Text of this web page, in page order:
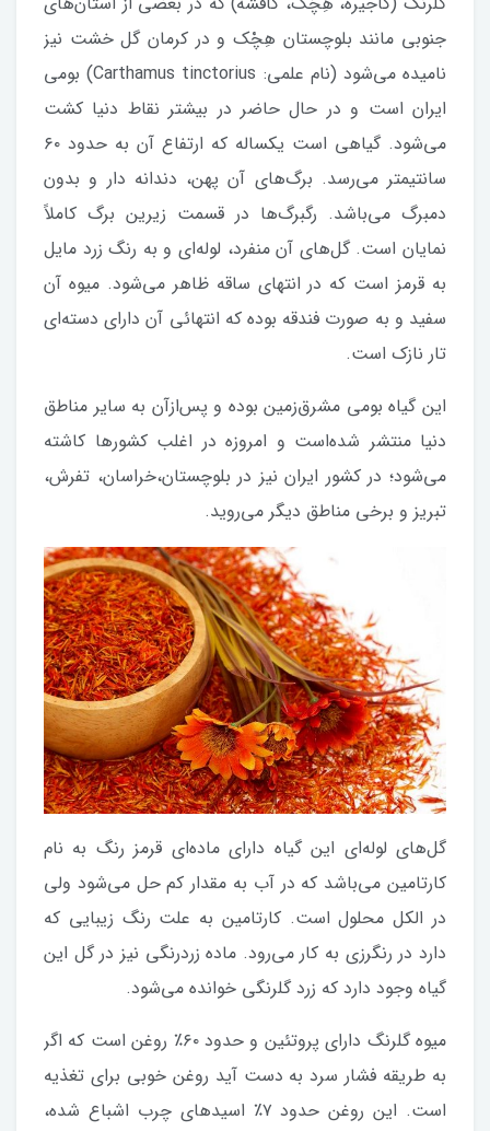
جنوبی مانند بلوچستان هِچْک و در کرمان گل خشت نیز
نامیده می‌شود (نام علمی: Carthamus tinctorius) بومی
ایران است و در حال حاضر در بیشتر نقاط دنیا کشت
می‌شود. گیاهی است یکساله که ارتفاع آن به حدود ۶۰
سانتیمتر می‌رسد. برگ‌های آن پهن، دندانه دار و بدون
دمبرگ می‌باشد. رگبرگ‌ها در قسمت زیرین برگ کاملاً
نمایان است. گل‌های آن منفرد، لوله‌ای و به رنگ زرد مایل
به قرمز است که در انتهای ساقه ظاهر می‌شود. میوه آن
سفید و به صورت فندقه بوده که انتهائی آن دارای دسته‌ای
تار نازک است.
این گیاه بومی مشرق‌زمین بوده و پس‌ازآن به سایر مناطق
دنیا منتشر شده‌است و امروزه در اغلب کشورها کاشته
می‌شود؛ در کشور ایران نیز در بلوچستان،خراسان، تفرش،
تبریز و برخی مناطق دیگر می‌روید.
گل‌های لوله‌ای این گیاه دارای ماده‌ای قرمز رنگ به نام
کارتامین می‌باشد که در آب به مقدار کم حل می‌شود ولی
در الکل محلول است. کارتامین به علت رنگ زیبایی که
دارد در رنگرزی به کار می‌رود. ماده زردرنگی نیز در گل این
گیاه وجود دارد که زرد گلرنگی خوانده می‌شود.
میوه گلرنگ دارای پروتئین و حدود ۶۰٪ روغن است که اگر
به طریقه فشار سرد به دست آید روغن خوبی برای تغذیه
است. این روغن حدود ۷٪ اسیدهای چرب اشباع شده،